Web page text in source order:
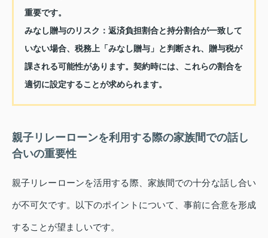
重要です。
みなし贈与のリスク： 返済負担割合と持分割合が一致して
いない場合、税務上「みなし贈与」と判断され、贈与税が
課される可能性があります。契約時には、これらの割合を
適切に設定することが求められます。
親子リレーローンを利用する際の家族間での話し
合いの重要性
親子リレーローンを活用する際、家族間での十分な話し合い
が不可欠です。以下のポイントについて、事前に合意を形成
することが望ましいです。